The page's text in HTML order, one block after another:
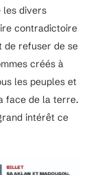
les divers
contradictoire
de refuser de se
créés à
les peuples et
face de la terre.
intérêt ce